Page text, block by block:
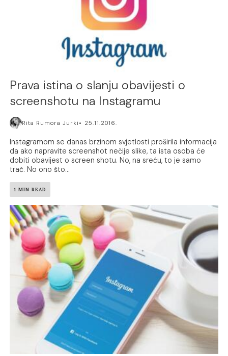
Prava istina o slanju obavijesti o
screenshotu na Instagramu
Rita Rumora Jurki 25.11.2016.
Instagramom se danas brzinom svjetlosti proširila informacija
da ako napravite screenshot nečije slike, ta ista osoba će
dobiti obavijest o screen shotu. No, na sreću, to je samo
trač. No ono što...
1 MIN READ